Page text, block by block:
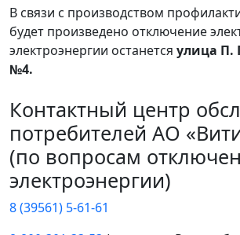
В связи с производством
будет произведено отключение
электроэнергии останется улица П.
№4.
Контактный центр
потребителей АО
(по вопросам
электроэнергии)
8 (39561) 5-61-61